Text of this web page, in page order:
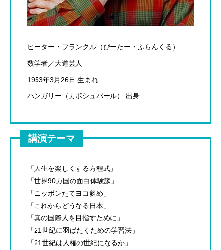
ピーター・フランクル（ぴーたー・ふらんくる）
数学者／大道芸人
1953年3月26日 生まれ
ハンガリー（カボシュパール） 出身
講演テーマ
「人生を楽しくする方程式」
「世界90カ国の面白体験談」
「ニッポンたてヨコ斜め」
「これからどうなる日本」
「真の国際人を目指すために」
「21世紀に羽ばたくための学習法」
「21世紀は人権の世紀になるか」